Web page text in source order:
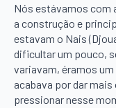
Nós estávamos com
a construção e
estavam o Nais
dificultar um pouco,
variavam, éramos
acabava por dar
pressionar nesse